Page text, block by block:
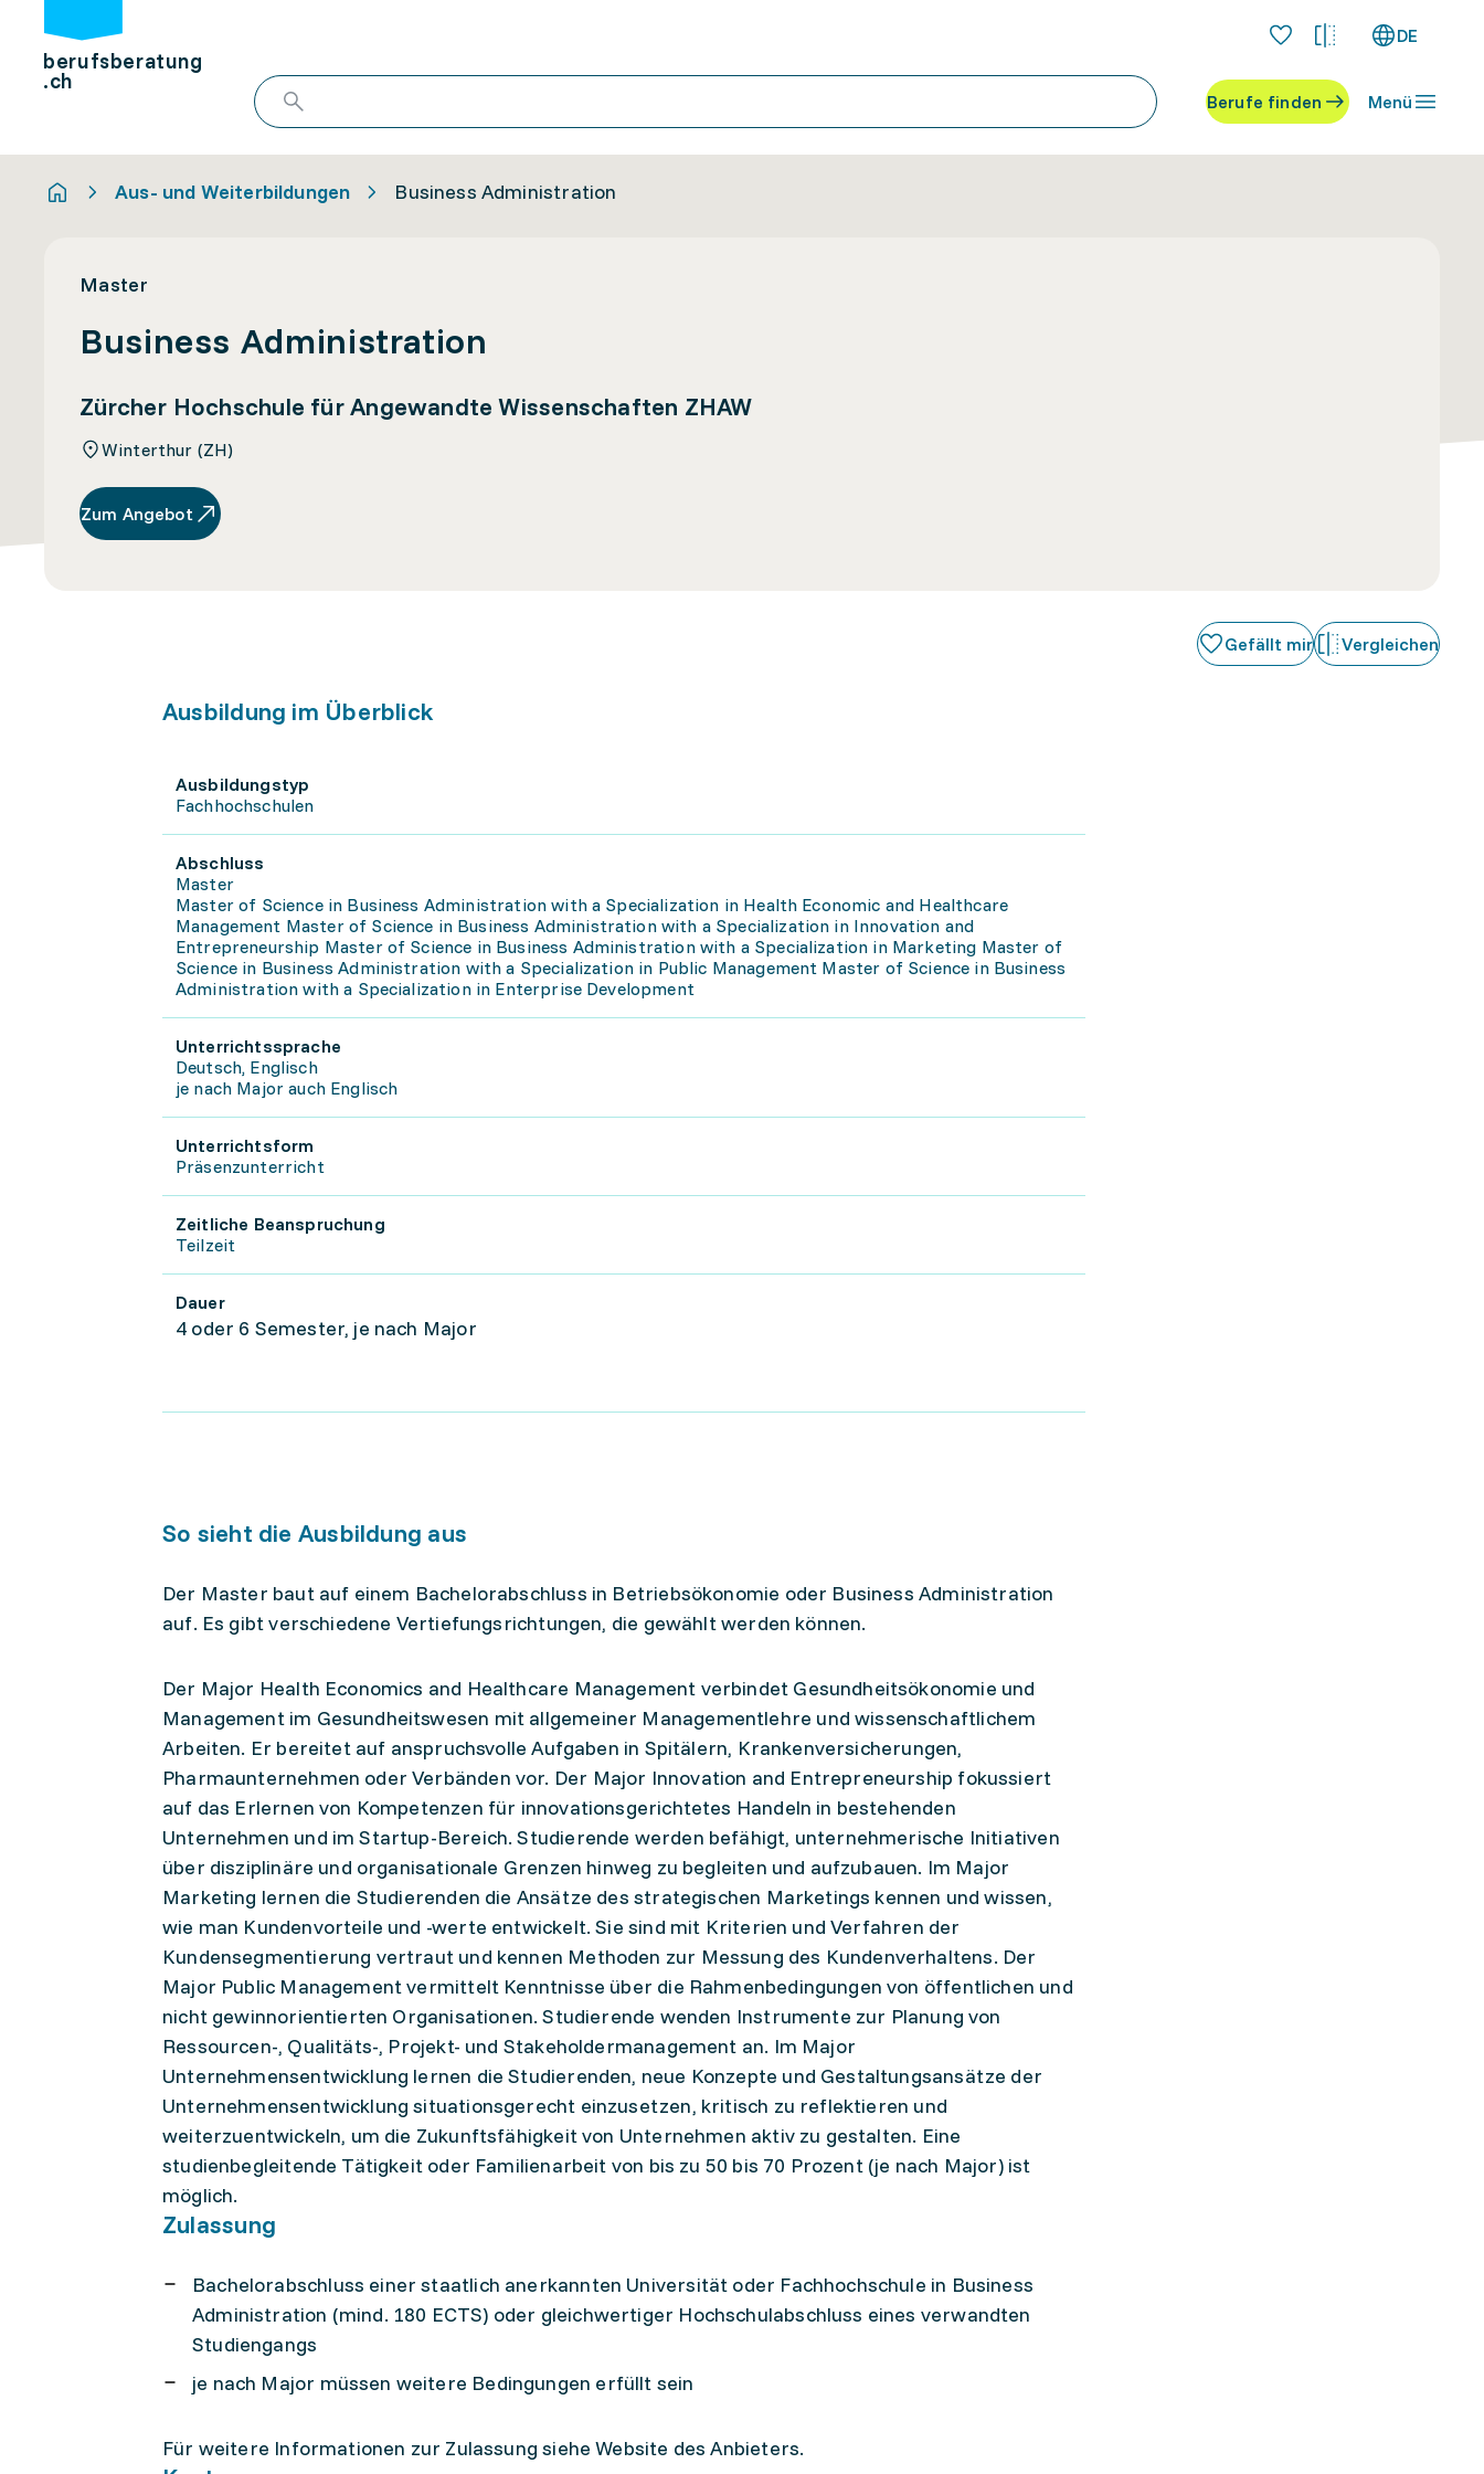
berufsberatung
.ch
DE
Berufe finden Menü
Aus- und Weiterbildungen Business Administration
Master
Business Administration
Zürcher Hochschule für Angewandte Wissenschaften ZHAW
Winterthur (ZH)
Zum Angebot
Gefällt mir Vergleichen
Ausbildung im Überblick
Ausbildungstyp
Fachhochschulen
Abschluss
Master
Master of Science in Business Administration with a Specialization in Health Economic and Healthcare
Management Master of Science in Business Administration with a Specialization in Innovation and
Entrepreneurship Master of Science in Business Administration with a Specialization in Marketing Master of
Science in Business Administration with a Specialization in Public Management Master of Science in Business
Administration with a Specialization in Enterprise Development
Unterrichtssprache
Deutsch, Englisch
je nach Major auch Englisch
Unterrichtsform
Präsenzunterricht
Zeitliche Beanspruchung
Teilzeit
Dauer
4 oder 6 Semester, je nach Major
So sieht die Ausbildung aus
Der Master baut auf einem Bachelorabschluss in Betriebsökonomie oder Business Administration
auf. Es gibt verschiedene Vertiefungsrichtungen, die gewählt werden können.
Der Major Health Economics and Healthcare Management verbindet Gesundheitsökonomie und
Management im Gesundheitswesen mit allgemeiner Managementlehre und wissenschaftlichem
Arbeiten. Er bereitet auf anspruchsvolle Aufgaben in Spitälern, Krankenversicherungen,
Pharmaunternehmen oder Verbänden vor. Der Major Innovation and Entrepreneurship fokussiert
auf das Erlernen von Kompetenzen für innovationsgerichtetes Handeln in bestehenden
Unternehmen und im Startup-Bereich. Studierende werden befähigt, unternehmerische Initiativen
über disziplinäre und organisationale Grenzen hinweg zu begleiten und aufzubauen. Im Major
Marketing lernen die Studierenden die Ansätze des strategischen Marketings kennen und wissen,
wie man Kundenvorteile und -werte entwickelt. Sie sind mit Kriterien und Verfahren der
Kundensegmentierung vertraut und kennen Methoden zur Messung des Kundenverhaltens. Der
Major Public Management vermittelt Kenntnisse über die Rahmenbedingungen von öffentlichen und
nicht gewinnorientierten Organisationen. Studierende wenden Instrumente zur Planung von
Ressourcen-, Qualitäts-, Projekt- und Stakeholdermanagement an. Im Major
Unternehmensentwicklung lernen die Studierenden, neue Konzepte und Gestaltungsansätze der
Unternehmensentwicklung situationsgerecht einzusetzen, kritisch zu reflektieren und
weiterzuentwickeln, um die Zukunftsfähigkeit von Unternehmen aktiv zu gestalten. Eine
studienbegleitende Tätigkeit oder Familienarbeit von bis zu 50 bis 70 Prozent (je nach Major) ist
möglich.
Zulassung
Bachelorabschluss einer staatlich anerkannten Universität oder Fachhochschule in Business
Administration (mind. 180 ECTS) oder gleichwertiger Hochschulabschluss eines verwandten
Studiengangs
je nach Major müssen weitere Bedingungen erfüllt sein
Für weitere Informationen zur Zulassung siehe Website des Anbieters.